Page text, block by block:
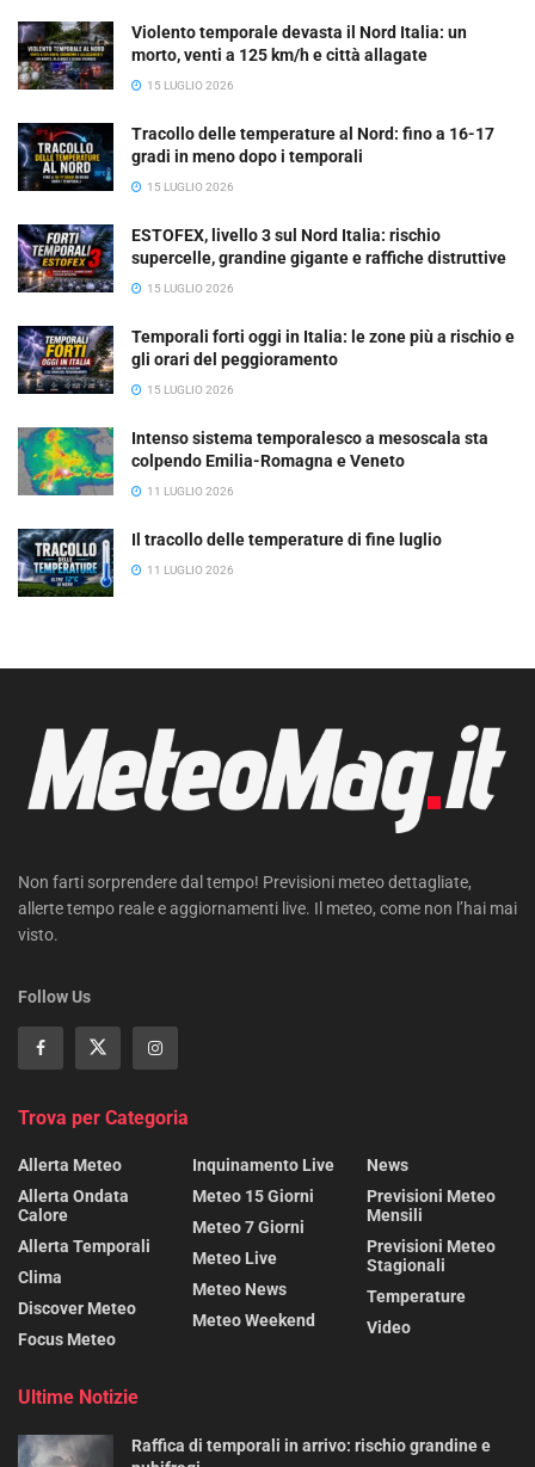
Violento temporale devasta il Nord Italia: un
morto, venti a 125 km/h e città allagate
15 LUGLIO 2026
Tracollo delle temperature al Nord: fino a 16-17
gradi in meno dopo i temporali
15 LUGLIO 2026
ESTOFEX, livello 3 sul Nord Italia: rischio
supercelle, grandine gigante e raffiche distruttive
15 LUGLIO 2026
Temporali forti oggi in Italia: le zone più a rischio e
gli orari del peggioramento
15 LUGLIO 2026
Intenso sistema temporalesco a mesoscala sta
colpendo Emilia-Romagna e Veneto
11 LUGLIO 2026
Il tracollo delle temperature di fine luglio
11 LUGLIO 2026
Non farti sorprendere dal tempo! Previsioni meteo dettagliate,
allerte tempo reale e aggiornamenti live. Il meteo, come non l’hai mai
visto.
Follow Us
Trova per Categoria
Allerta Meteo
Allerta Ondata
Calore
Allerta Temporali
Clima
Discover Meteo
Focus Meteo
Inquinamento Live
Meteo 15 Giorni
Meteo 7 Giorni
Meteo Live
Meteo News
Meteo Weekend
News
Previsioni Meteo
Mensili
Previsioni Meteo
Stagionali
Temperature
Video
Ultime Notizie
Raffica di temporali in arrivo: rischio grandine e